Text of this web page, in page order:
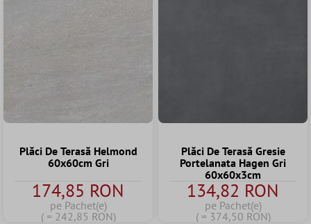
Plăci De Terasă Helmond
60x60cm Gri
174,85 RON
pe Pachet(e)
( = 242,85 RON)
Plăci De Terasă Gresie
Portelanata Hagen Gri
60x60x3cm
134,82 RON
pe Pachet(e)
( = 374,50 RON)